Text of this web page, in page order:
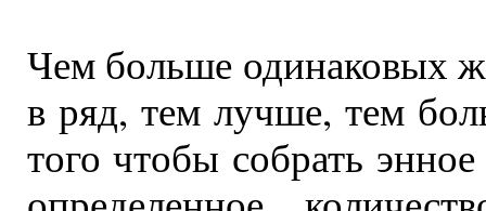
Чем больше одинаковых
в ряд, тем лучше, тем
того чтобы собрать